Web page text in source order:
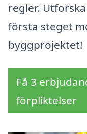
regler.
första steget
byggprojektet!
Få 3
förpliktelser